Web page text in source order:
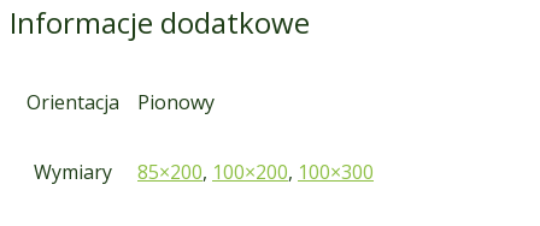
Informacje dodatkowe
Orientacja Pionowy
Wymiary 85×200, 100×200, 100×300